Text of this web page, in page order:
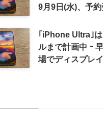
9月9日(水)、予
｢iPhone Ultra｣
ルまで計画中 ｰ
場でディスプレ